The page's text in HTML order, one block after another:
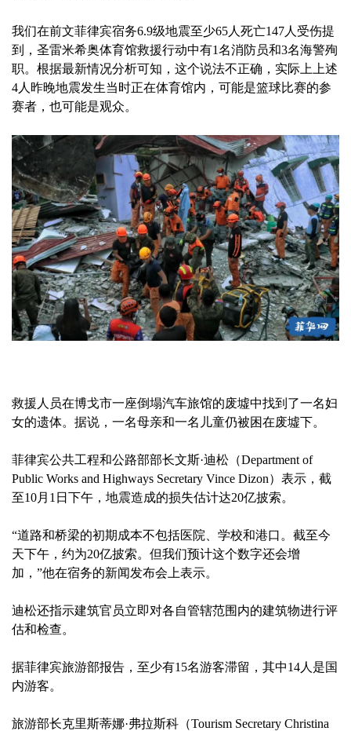
我们在前文菲律宾宿务6.9级地震至少65人死亡147人受伤提
到，圣雷米希奥体育馆救援行动中有1名消防员和3名海警殉
职。根据最新情况分析可知，这个说法不正确，实际上上述
4人昨晚地震发生当时正在体育馆内，可能是篮球比赛的参
赛者，也可能是观众。
救援人员在博戈市一座倒塌汽车旅馆的废墟中找到了一名妇
女的遗体。据说，一名母亲和一名儿童仍被困在废墟下。
菲律宾公共工程和公路部部长文斯·迪松（Department of
Public Works and Highways Secretary Vince Dizon）表示，截
至10月1日下午，地震造成的损失估计达20亿披索。
“道路和桥梁的初期成本不包括医院、学校和港口。截至今
天下午，约为20亿披索。但我们预计这个数字还会增
加，”他在宿务的新闻发布会上表示。
迪松还指示建筑官员立即对各自管辖范围内的建筑物进行评
估和检查。
据菲律宾旅游部报告，至少有15名游客滞留，其中14人是国
内游客。
旅游部长克里斯蒂娜·弗拉斯科（Tourism Secretary Christina